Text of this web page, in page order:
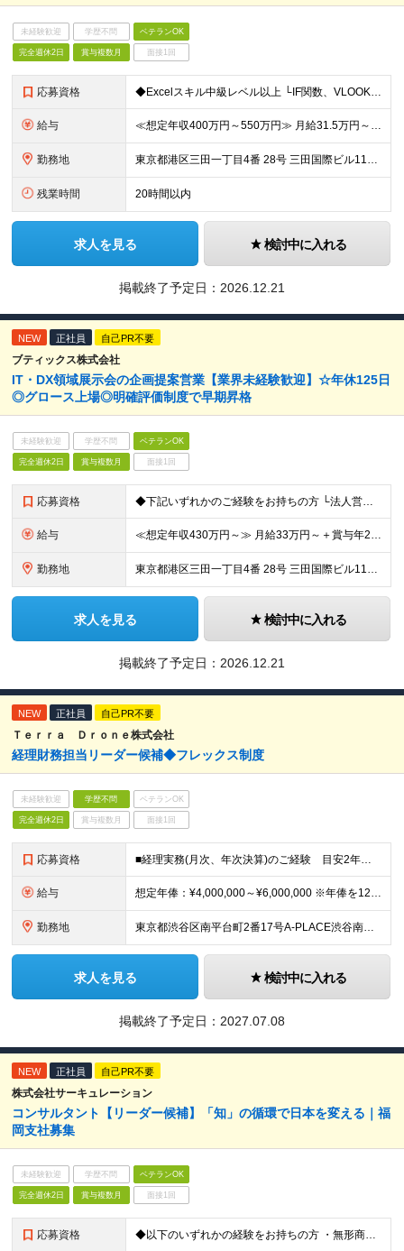
未経験歓迎 学歴不問 ベテランOK
完全週休2日 賞与複数月 面接1回
応募資格 ◆Excelスキル中級レベル以上 └IF関数、VLOOKUP関数などの文字列関数が使える方 └既存のマクロを実行できる方 └自身でデータ加工の手順を組み立てられる方 ◆社会人経験2年以上（基本的なビジ
給与 ≪想定年収400万円～550万円≫ 月給31.5万円～35万円＋賞与年2回（在籍条件あり）＋昇給年1回 ※上記は最低限の支給額です。経験・スキルに応じて検討します ※上記金額には固定残業代（月45時間
勤務地 東京都港区三田一丁目4番 28号 三田国際ビル11階 （変更の範囲）上記を除く会社の定める勤務地
残業時間 20時間以内
求人を見る 検討中に入れる
掲載終了予定日： 2026.12.21
NEW 正社員 自己PR不要
ブティックス株式会社
IT・DX領域展示会の企画提案営業【業界未経験歓迎】☆年休125日
◎グロース上場◎明確評価制度で早期昇格
未経験歓迎 学歴不問 ベテランOK
完全週休2日 賞与複数月 面接1回
応募資格 ◆下記いずれかのご経験をお持ちの方 └法人営業（新規開拓）の経験 └個人営業（新規開拓）の経験 ※業界や商品・サービスのジャンルは不問 ◆大卒以上 【キャリアイメージ】 ▼入社1年目 営業（出展募集
給与 ≪想定年収430万円～≫ 月給33万円～＋賞与年2回（在籍条件あり）＋昇給年1回 ※上記は最低限の支給額です。経験・スキルに応じて検討します ※上記金額には固定残業代（月60時間分）を含みます。超過分
勤務地 東京都港区三田一丁目4番 28号 三田国際ビル11階 （変更の範囲）上記を除く会社の定める勤務地
求人を見る 検討中に入れる
掲載終了予定日： 2026.12.21
NEW 正社員 自己PR不要
Ｔｅｒｒａ Ｄｒｏｎｅ株式会社
経理財務担当リーダー候補◆フレックス制度
未経験歓迎 学歴不問 ベテランOK
完全週休2日 賞与複数月 面接1回
応募資格 ■経理実務(月次、年次決算)のご経験 目安2年以上 ■簿記3級以上程度の基礎知識 ■会計ソフトの使用経験（例：freee、マネーフォワードなど） ■基本的なPCスキル（Excel、Word） ■学歴不
給与 想定年俸：¥4,000,000～¥6,000,000 ※年俸を12で割り、1/12を月額支給分とします。 月額：¥333,334～¥500,000 基本給：¥246,534～¥369,800 みなし残
勤務地 東京都渋谷区南平台町2番17号A-PLACE渋谷南平台4階 （変更の範囲） 当社の支社およびグループ会社拠点 本ポジションは原則就業場所の変更はございません。
求人を見る 検討中に入れる
掲載終了予定日： 2027.07.08
NEW 正社員 自己PR不要
株式会社サーキュレーション
コンサルタント【リーダー候補】「知」の循環で日本を変える｜福
岡支社募集
未経験歓迎 学歴不問 ベテランOK
完全週休2日 賞与複数月 面接1回
応募資格 ◆以下のいずれかの経験をお持ちの方 ・無形商材での法人営業経験（目安6年以上） ・顧客に提案することで潜在ニーズを見出す課題解決型営業経験 ・リーダー・マネージャーなどの役職に就き、メンバーマネジメン